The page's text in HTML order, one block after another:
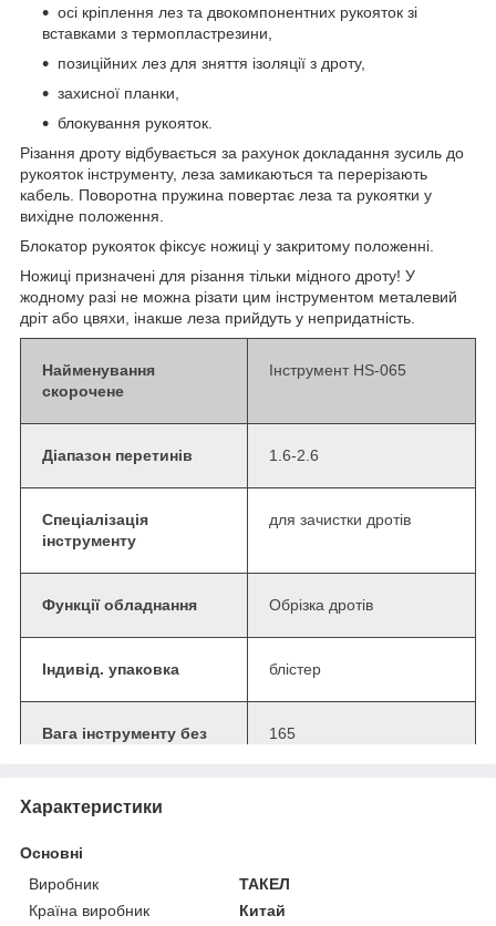
осі кріплення лез та двокомпонентних рукояток зі
вставками з термопластрезини,
позиційних лез для зняття ізоляції з дроту,
захисної планки,
блокування рукояток.
Різання дроту відбувається за рахунок докладання зусиль до
рукояток інструменту, леза замикаються та перерізають
кабель. Поворотна пружина повертає леза та рукоятки у
вихідне положення.
Блокатор рукояток фіксує ножиці у закритому положенні.
Ножиці призначені для різання тільки мідного дроту! У
жодному разі не можна різати цим інструментом металевий
дріт або цвяхи, інакше леза прийдуть у непридатність.
Найменування
скорочене
Інструмент HS-065
Діапазон перетинів 1.6-2.6
Спеціалізація
інструменту
для зачистки дротів
Функції обладнання Обрізка дротів
Індивід. упаковка блістер
Вага інструменту без
165
Довжина інструмента
Один. вимір. шт.
Характеристики
Основні
Виробник
ТАКЕЛ
Країна виробник
Китай